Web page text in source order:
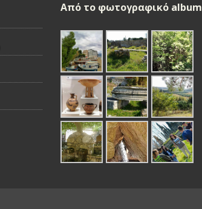
Από τo φωτογραφικό album